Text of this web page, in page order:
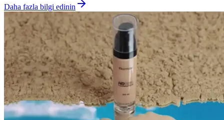
Daha fazla bilgi edinin